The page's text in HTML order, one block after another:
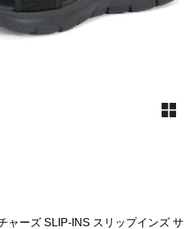
ャーズ SLIP-INS スリップインズ サ